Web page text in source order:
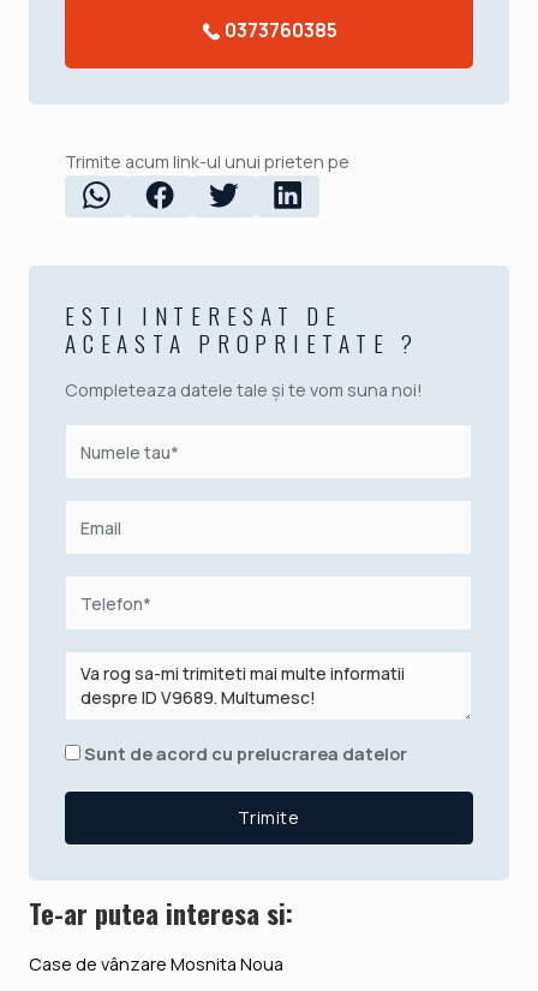
0373760385
Trimite acum link-ul unui prieten pe
ESTI INTERESAT DE
ACEASTA PROPRIETATE ?
Completeaza datele tale și te vom suna noi!
Sunt de acord cu prelucrarea datelor
Te-ar putea interesa si:
Case de vânzare Mosnita Noua